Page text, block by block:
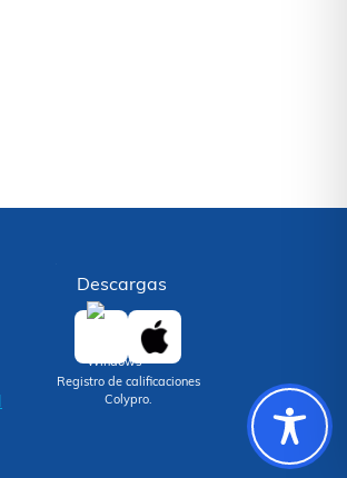
Descargas
Registro de calificaciones
Colypro.